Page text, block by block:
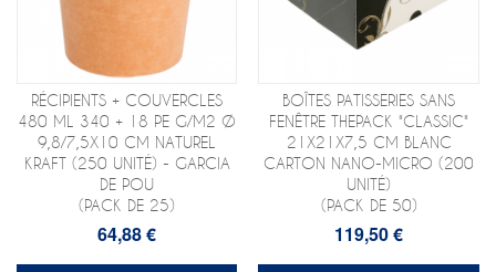
RÉCIPIENTS + COUVERCLES
480 ML 340 + 18 PE G/M2 Ø
9,8/7,5X10 CM NATUREL
KRAFT (250 UNITÉ) - GARCIA
DE POU
(PACK DE 25)
64,88 €
BOÎTES PATISSERIES SANS
FENÊTRE THEPACK "CLASSIC"
21X21X7,5 CM BLANC
CARTON NANO-MICRO (200
UNITÉ)
(PACK DE 50)
119,50 €